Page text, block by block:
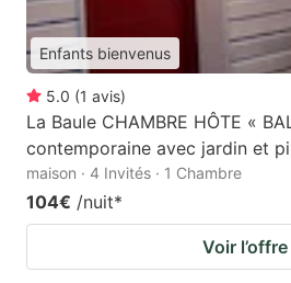
Enfants bienvenus
5.0 (1 avis)
La Baule CHAMBRE HÔTE «
contemporaine avec jardin et
maison · 4 Invités · 1 Chambre
104€ /nuit*
Voir l’offre